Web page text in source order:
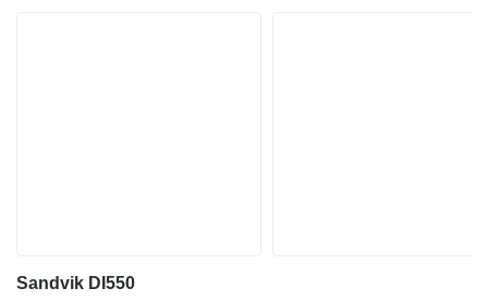
Sandvik DI550